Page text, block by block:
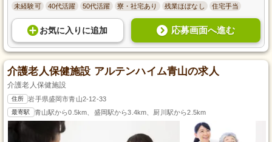
未経験可 40代活躍 50代活躍 寮・社宅あり 残業ほぼなし 住宅手当
お気に入り に追加 応募画面へ進む
介護老人保健施設 アルテンハイム青山の求人
介護老人保健施設
住所 岩手県盛岡市青山2-12-33
最寄駅 青山駅から0.5km、盛岡駅から3.4km、厨川駅から2.5km